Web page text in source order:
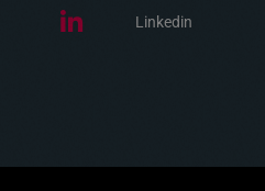
Linkedin